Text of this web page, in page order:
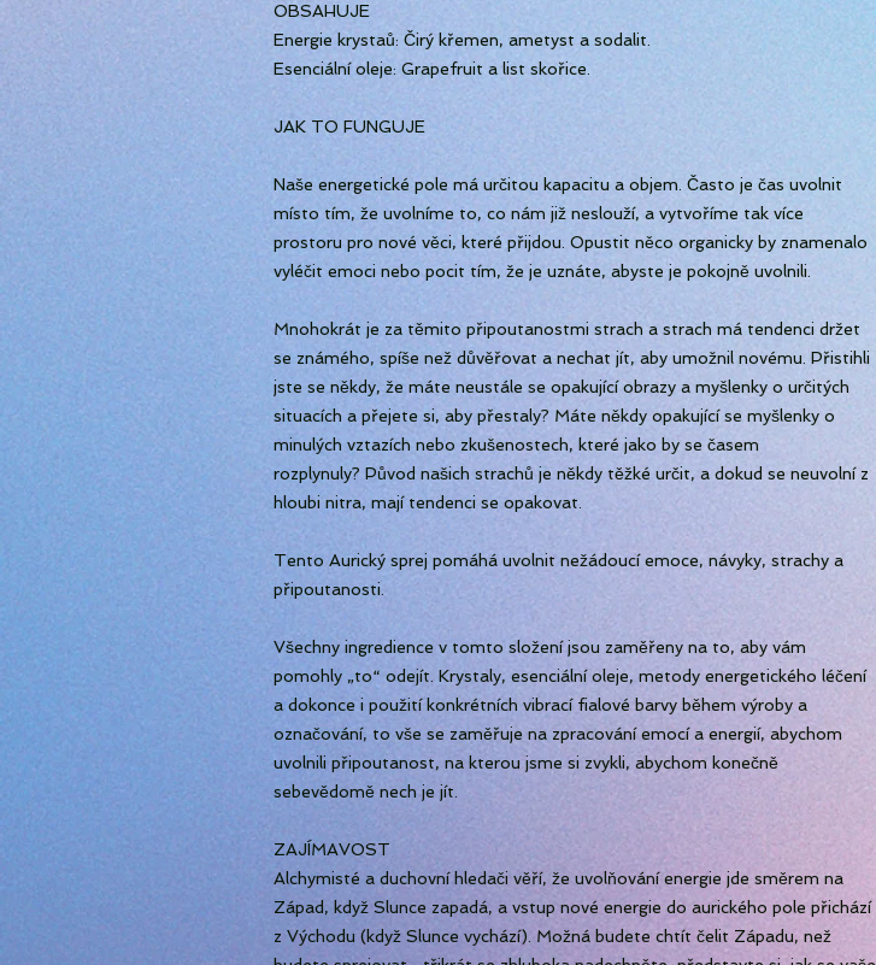
OBSAHUJE
Energie krystaů: Čirý křemen, ametyst a sodalit.
Esenciální oleje: Grapefruit a list skořice.
JAK TO FUNGUJE
Naše energetické pole má určitou kapacitu a objem. Často je čas uvolnit
místo tím, že uvolníme to, co nám již neslouží, a vytvoříme tak více
prostoru pro nové věci, které přijdou. Opustit něco organicky by znamenalo
vyléčit emoci nebo pocit tím, že je uznáte, abyste je pokojně uvolnili.
Mnohokrát je za těmito připoutanostmi strach a strach má tendenci držet
se známého, spíše než důvěřovat a nechat jít, aby umožnil novému. Přistihli
jste se někdy, že máte neustále se opakující obrazy a myšlenky o určitých
situacích a přejete si, aby přestaly? Máte někdy opakující se myšlenky o
minulých vztazích nebo zkušenostech, které jako by se časem
rozplynuly? Původ našich strachů je někdy těžké určit, a dokud se neuvolní z
hloubi nitra, mají tendenci se opakovat.
Tento Aurický sprej pomáhá uvolnit nežádoucí emoce, návyky, strachy a
připoutanosti.
Všechny ingredience v tomto složení jsou zaměřeny na to, aby vám
pomohly „to“ odejít. Krystaly, esenciální oleje, metody energetického léčení
a dokonce i použití konkrétních vibrací fialové barvy během výroby a
označování, to vše se zaměřuje na zpracování emocí a energií, abychom
uvolnili připoutanost, na kterou jsme si zvykli, abychom konečně
sebevědomě nech je jít.
ZAJÍMAVOST
Alchymisté a duchovní hledači věří, že uvolňování energie jde směrem na
Západ, když Slunce zapadá, a vstup nové energie do aurického pole přichází
z Východu (když Slunce vychází). Možná budete chtít čelit Západu, než